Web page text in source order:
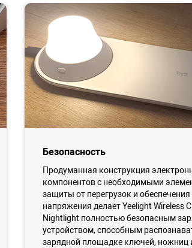
Безопасность
Продуманная конструкция
компонентов с необходимыми
защиты от перегрузок и
напряжения делает Yeelight Wireless
Nightlight полностью безопасным
устройством, способным
зарядной площадке ключей, ножниц